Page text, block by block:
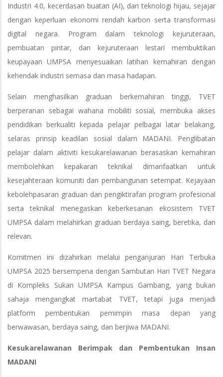
Industri 4.0, kecerdasan buatan (AI), dan teknologi hijau, sejajar
dengan keperluan ekonomi rendah karbon serta transformasi
digital negara. Program dalam teknologi kejuruteraan,
pembuatan pintar, dan kejuruteraan lestari membuktikan
keupayaan UMPSA menyesuaikan latihan kemahiran dengan
kehendak industri semasa dan masa hadapan.
Selain menghasilkan graduan berkemahiran tinggi, TVET
berperanan sebagai wahana mobiliti sosial, membuka akses
pendidikan berkualiti kepada pelajar pelbagai latar belakang,
selaras prinsip keadilan sosial dalam MADANI. Penglibatan
pelajar dalam aktiviti kesukarelawanan berasaskan kemahiran
membolehkan kepakaran teknikal dimanfaatkan untuk
kesejahteraan komuniti dan pembangunan setempat. Kejayaan
kebolehpasaran graduan dan pengiktirafan program profesional
serta teknikal menegaskan keberkesanan ekosistem TVET
UMPSA dalam melahirkan graduan berdaya saing, beretika, dan
relevan.
Komitmen ini dizahirkan melalui penganjuran Hari Terbuka
UMPSA 2025 bersempena dengan Sambutan Hari TVET Negara
di Kompleks Sukan UMPSA Kampus Gambang, yang bukan
sahaja mengangkat martabat TVET, tetapi juga menjadi
platform pembentukan pemimpin masa depan yang
berwawasan, berdaya saing, dan berjiwa MADANI.
Kesukarelawanan Berimpak dan Pembentukan Insan
MADANI